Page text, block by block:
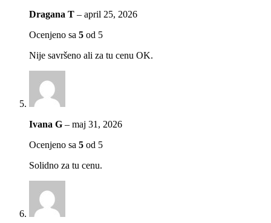
Dragana T – april 25, 2026
Ocenjeno sa 5 od 5
Nije savršeno ali za tu cenu OK.
Ivana G – maj 31, 2026
Ocenjeno sa 5 od 5
Solidno za tu cenu.